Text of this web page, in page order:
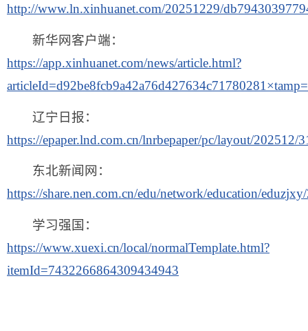
http://www.ln.xinhuanet.com/20251229/
新华网客户端：
https://app.xinhuanet.com/news/article.html?
辽宁日报：
https://epaper.lnd.com.cn/lnrbepaper/pc/layout/202512/
东北新闻网：
https://share.nen.com.cn/edu/network/education/
学习强国：
https://www.xuexi.cn/local/normalTemplate.html?
itemId=7432266864309434943